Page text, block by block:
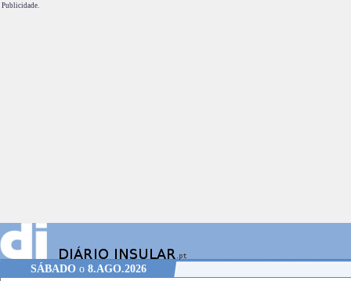
Publicidade.
SÁBADOo 8.AGO.2026